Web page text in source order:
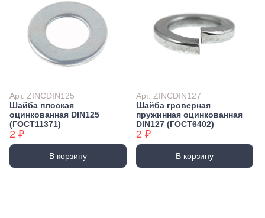
Арт. ZINCDIN125
Шайба плоская
оцинкованная DIN125
(ГОСТ11371)
2 ₽
В корзину
Арт. ZINCDIN127
Шайба гроверная
пружинная оцинкованная
DIN127 (ГОСТ6402)
2 ₽
В корзину